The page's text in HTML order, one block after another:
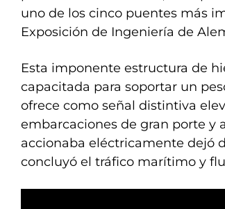
uno de los cinco puentes más
Exposición de Ingeniería de
Esta imponente estructura de
capacitada para soportar un
ofrece como señal distintiva
embarcaciones de gran porte y
accionaba eléctricamente dejó
concluyó el tráfico marítimo y